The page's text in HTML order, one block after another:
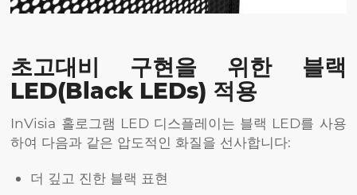
초고대비 구현을 위한 블랙
LED(Black LEDs) 적용
InVisia 홀로그램 LED 디스플레이는 블랙 LED를 사용
하여 다음과 같은 압도적인 화질을 선사합니다:
더 깊고 진한 블랙 표현